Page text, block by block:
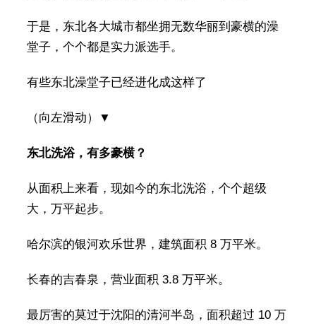
于是，东北各大城市都坐拥无数华丽到豪横的澡
堂子，个个都是实力派选手。
有些东北澡堂子已经进化成这样了
（向左滑动）▼
东北洗浴，有多豪横？
从面积上来看，现如今的东北洗浴，个个超级
大，万平起步。
哈尔滨的银河欢乐世界，建筑面积 8 万平米。
长春的吉春泉，营业面积 3.8 万平米。
最厉害的莫过于沈阳的清河半岛，面积超过 10 万